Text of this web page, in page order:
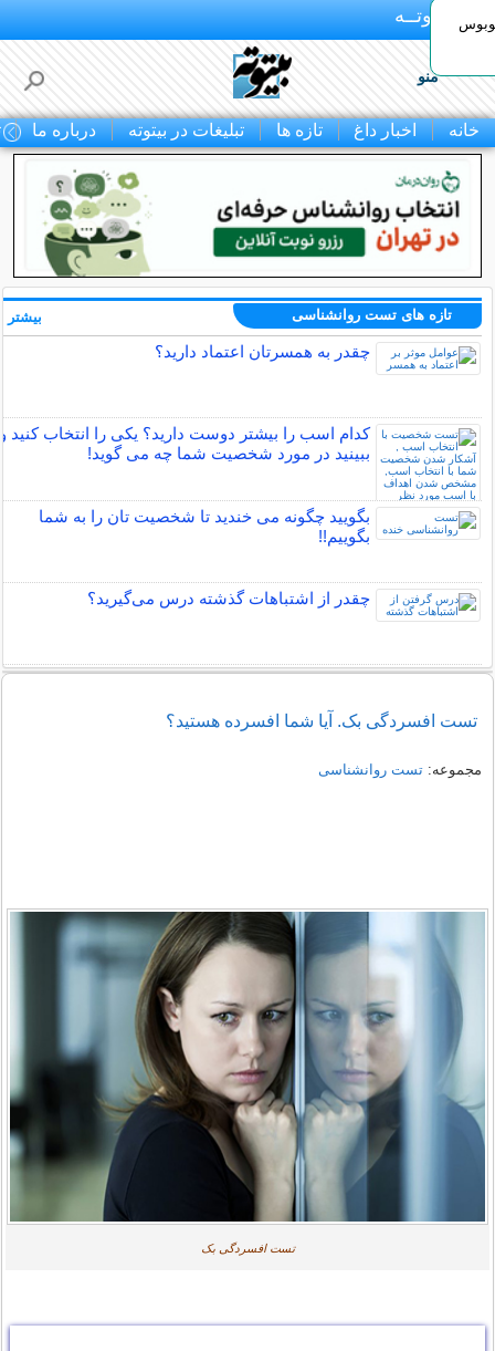
بـیتوتــه
منو
خانه اخبار داغ تازه ها تبلیغات در بیتوته درباره ما
تازه های تست روانشناسی
چقدر به همسرتان اعتماد دارید؟
کدام اسب را بیشتر دوست دارید؟ یکی را انتخاب کنید
ببینید در مورد شخصیت شما چه می گوید!
بگویید چگونه می خندید تا شخصیت تان را به شما
بگوییم!!
چقدر از اشتباهات گذشته درس می‌گیرید؟
بیشتر
تست افسردگی بک. آیا شما افسرده هستید؟
مجموعه:تست روانشناسی
تست افسردگی بک